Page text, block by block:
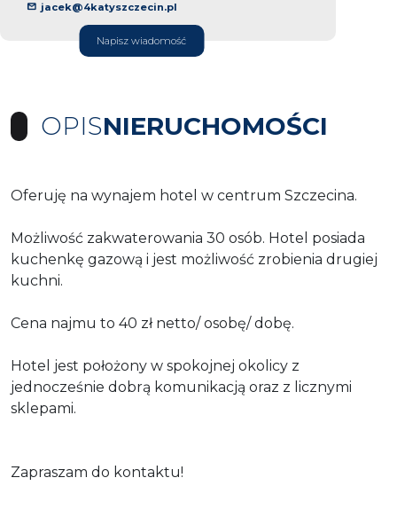
jacek@4katyszczecin.pl
Napisz wiadomość
OPISNIERUCHOMOŚCI
Oferuję na wynajem hotel w centrum Szczecina.
Możliwość zakwaterowania 30 osób. Hotel posiada
kuchenkę gazową i jest możliwość zrobienia drugiej
kuchni.
Cena najmu to 40 zł netto/ osobę/ dobę.
Hotel jest położony w spokojnej okolicy z
jednocześnie dobrą komunikacją oraz z licznymi
sklepami.
Zapraszam do kontaktu!